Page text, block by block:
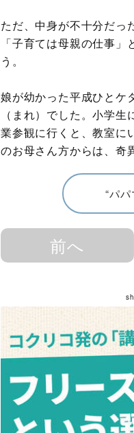
ただ、中身が不十分だっ
「子育ては母親の仕事
う。
娘が幼かった平成ひとケ
（まれ）でした。小学
業参観に行くと、教室に
のお母さん方からは、奇
“パ
前へ